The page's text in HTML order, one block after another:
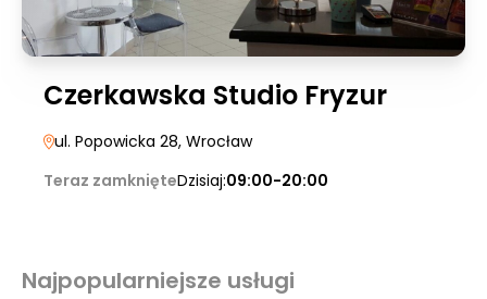
Czerkawska Studio Fryzur
ul. Popowicka 28, Wrocław
Teraz zamknięteDzisiaj:09:00-20:00
Najpopularniejsze usługi